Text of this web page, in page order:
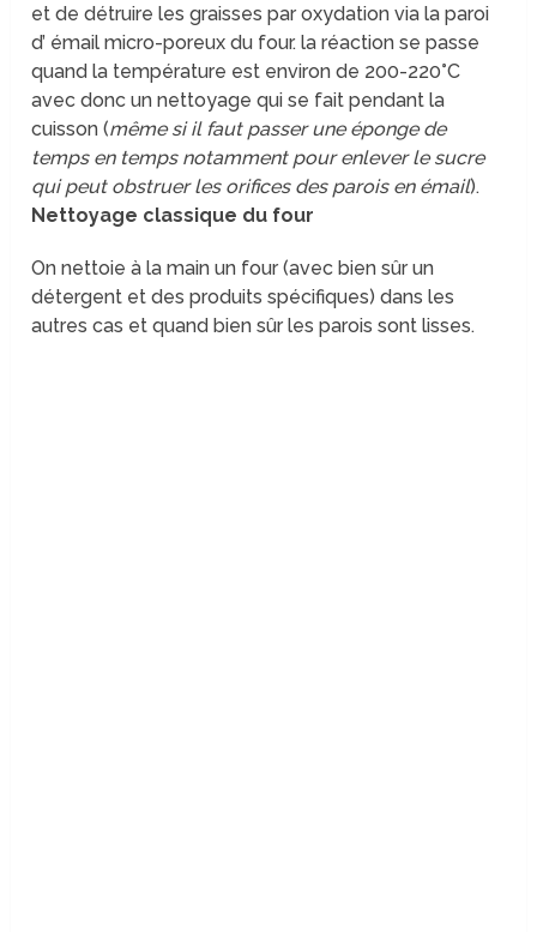
et de détruire les graisses par oxydation via la paroi
d’ émail micro-poreux du four. la réaction se passe
quand la température est environ de 200-220°C
avec donc un nettoyage qui se fait pendant la
cuisson (même si il faut passer une éponge de
temps en temps notamment pour enlever le sucre
qui peut obstruer les orifices des parois en émail).
Nettoyage classique du four
On nettoie à la main un four (avec bien sûr un
détergent et des produits spécifiques) dans les
autres cas et quand bien sûr les parois sont lisses.